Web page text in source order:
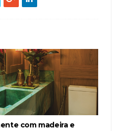
com madeira e